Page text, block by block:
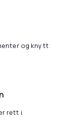
og knytt
rett i